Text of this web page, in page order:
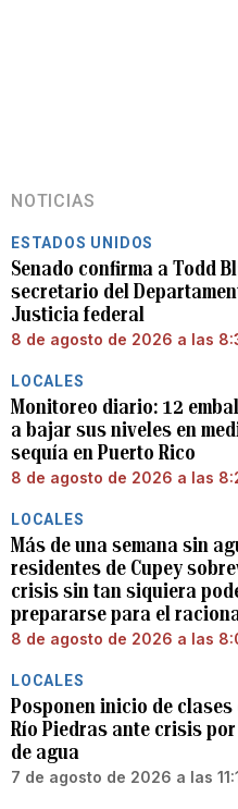
NOTICIAS
ESTADOS UNIDOS
Senado confirma a Todd
secretario del
Justicia federal
8 de agosto de 2026 a las
LOCALES
Monitoreo diario: 12
a bajar sus niveles en
sequía en Puerto Rico
8 de agosto de 2026 a las
LOCALES
Más de una semana sin
residentes de Cupey
crisis sin tan siquiera
prepararse para el
8 de agosto de 2026 a las
LOCALES
Posponen inicio de clases
Río Piedras ante crisis
de agua
7 de agosto de 2026 a las